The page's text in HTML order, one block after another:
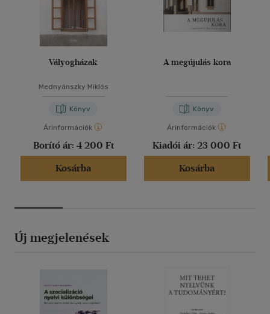
Vályogházak
Mednyánszky Miklós
Könyv
Árinformációk
Borító ár: 4 200 Ft
Kosárba
A megújulás kora
Könyv
Árinformációk
Kiadói ár: 23 000 Ft
Kosárba
Új megjelenések